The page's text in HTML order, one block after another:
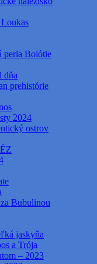
perla Boiótie
dňa
prehistórie
2024
ostrov
Bubulinou
jaskyňa
a Trója
– 2023